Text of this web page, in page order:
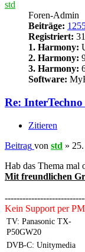
std
Foren-Admin
Beiträge:
Registriert:
1. Harmony:
2. Harmony:
3. Harmony:
Software:
Re:
Zitieren
Beitrag von std »
Hab das Thema mal
Mit freundlichen
Kein Support per
TV: Panasonic TX-
P50GW20
DVB-C: Unitymedia